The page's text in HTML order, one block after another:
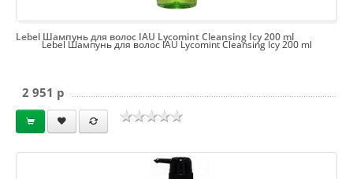
Lebel Шампунь для волос IAU Lycomint Cleansing Icy 200 ml
Lebel Шампунь для волос IAU Lycomint Cleansing Icy 200 ml
2 951 p